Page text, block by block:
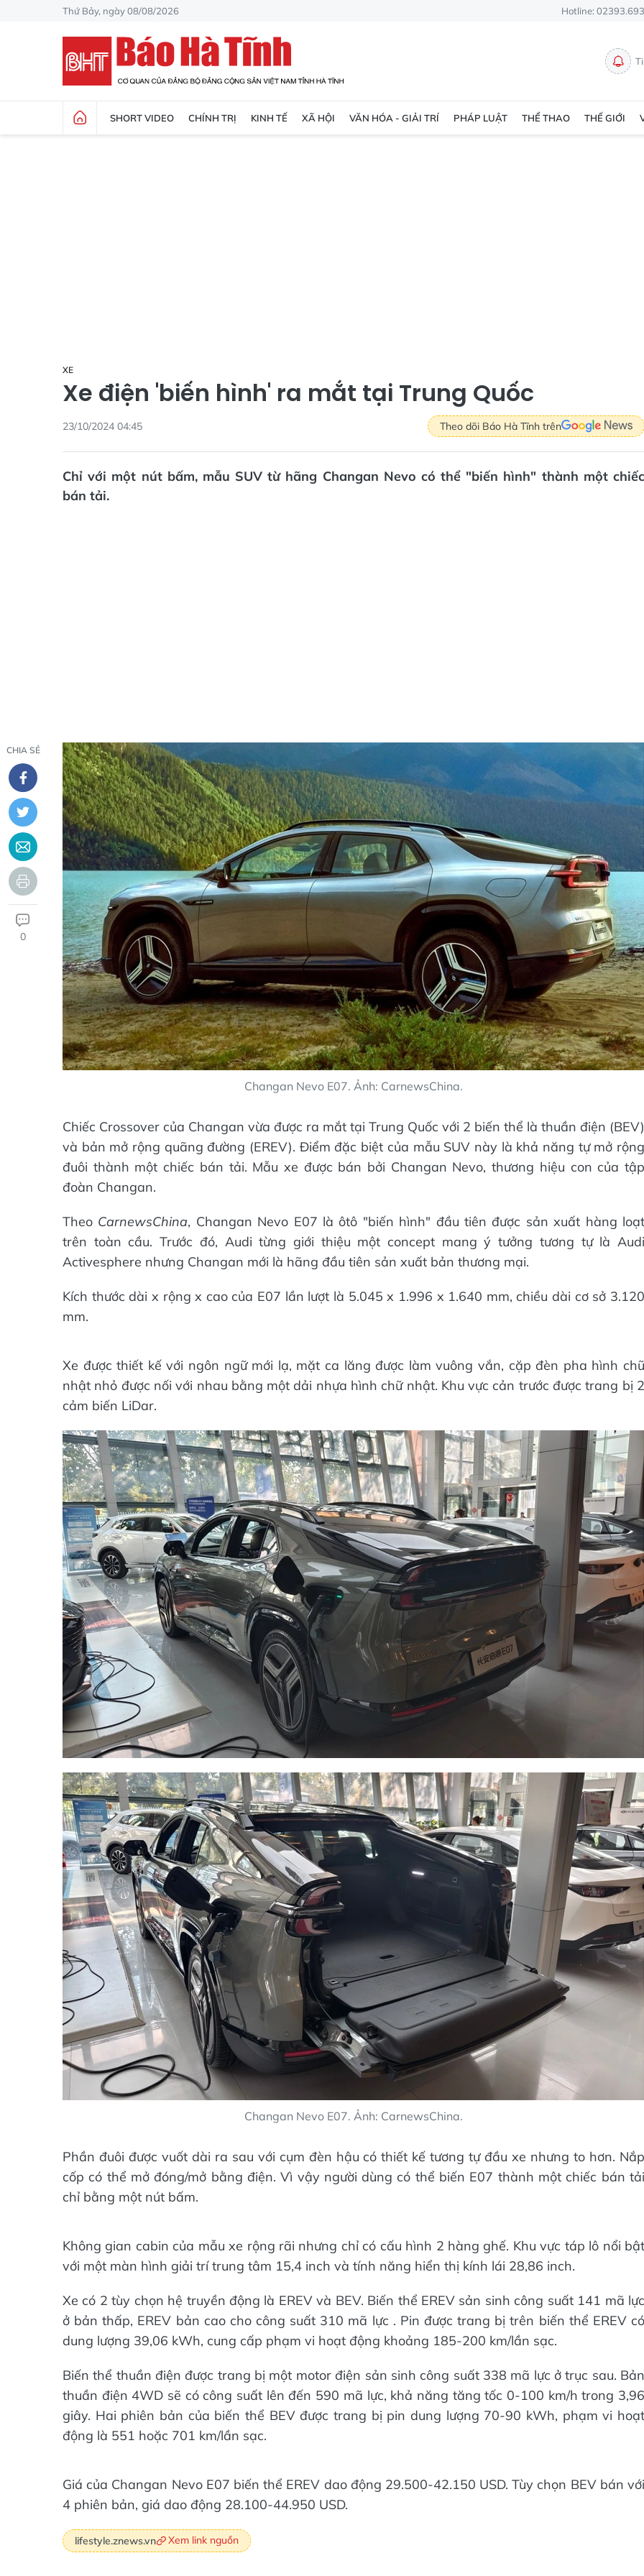
Thứ Bảy, ngày 08/08/2026 Hotline:
SHORT VIDEO CHÍNH TRỊ KINH TẾ XÃ HỘI VĂN HÓA - GIẢI TRÍ PHÁP LUẬT THỂ THAO THẾ GIỚI
XE
Xe điện 'biến hình' ra mắt tại Trung Quốc
23/10/2024 04:45 Theo dõi Báo Hà Tĩnh trên
Chỉ với một nút bấm, mẫu SUV từ hãng Changan Nevo có thể "biến hình" thành một chiếc
bán tải.
CHIA SẺ
0
Changan Nevo E07. Ảnh: CarnewsChina.
Chiếc Crossover của Changan vừa được ra mắt tại Trung Quốc với 2 biến thể là thuần điện (BEV)
và bản mở rộng quãng đường (EREV). Điểm đặc biệt của mẫu SUV này là khả năng tự mở rộng
đuôi thành một chiếc bán tải. Mẫu xe được bán bởi Changan Nevo, thương hiệu con của tập
đoàn Changan.
Theo CarnewsChina, Changan Nevo E07 là ôtô "biến hình" đầu tiên được sản xuất hàng loạt
trên toàn cầu. Trước đó, Audi từng giới thiệu một concept mang ý tưởng tương tự là Audi
Activesphere nhưng Changan mới là hãng đầu tiên sản xuất bản thương mại.
Kích thước dài x rộng x cao của E07 lần lượt là 5.045 x 1.996 x 1.640 mm, chiều dài cơ sở 3.120
mm.
Xe được thiết kế với ngôn ngữ mới lạ, mặt ca lăng được làm vuông vắn, cặp đèn pha hình chữ
nhật nhỏ được nối với nhau bằng một dải nhựa hình chữ nhật. Khu vực cản trước được trang bị 2
cảm biến LiDar.
Changan Nevo E07. Ảnh: CarnewsChina.
Phần đuôi được vuốt dài ra sau với cụm đèn hậu có thiết kế tương tự đầu xe nhưng to hơn. Nắp
cốp có thể mở đóng/mở bằng điện. Vì vậy người dùng có thể biến E07 thành một chiếc bán tải
chỉ bằng một nút bấm.
Không gian cabin của mẫu xe rộng rãi nhưng chỉ có cấu hình 2 hàng ghế. Khu vực táp lô nổi bật
với một màn hình giải trí trung tâm 15,4 inch và tính năng hiển thị kính lái 28,86 inch.
Xe có 2 tùy chọn hệ truyền động là EREV và BEV. Biến thể EREV sản sinh công suất 141 mã lực
ở bản thấp, EREV bản cao cho công suất 310 mã lực . Pin được trang bị trên biến thể EREV có
dung lượng 39,06 kWh, cung cấp phạm vi hoạt động khoảng 185-200 km/lần sạc.
Biến thể thuần điện được trang bị một motor điện sản sinh công suất 338 mã lực ở trục sau. Bản
thuần điện 4WD sẽ có công suất lên đến 590 mã lực, khả năng tăng tốc 0-100 km/h trong 3,96
giây. Hai phiên bản của biến thể BEV được trang bị pin dung lượng 70-90 kWh, phạm vi hoạt
động là 551 hoặc 701 km/lần sạc.
Giá của Changan Nevo E07 biến thể EREV dao động 29.500-42.150 USD. Tùy chọn BEV bán với
4 phiên bản, giá dao động 28.100-44.950 USD.
lifestyle.znews.vn Xem link nguồn